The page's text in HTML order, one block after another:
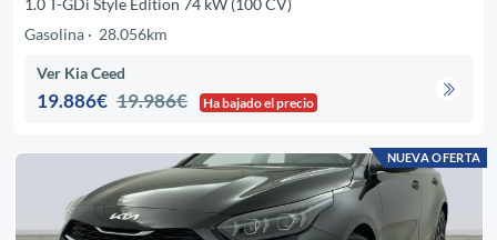
1.0 T-GDi Style Edition 74 kW (100 CV)
Gasolina
28.056km
Ver Kia Ceed
19.886€ 19.986€ Ha bajado el precio
NUEVA OFERTA